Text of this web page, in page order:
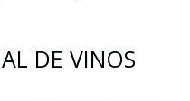
DE VINOS